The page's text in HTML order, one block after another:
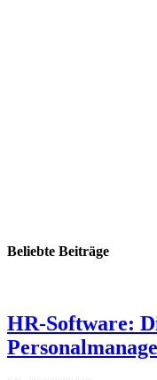
Beliebte Beiträge
HR-Software: